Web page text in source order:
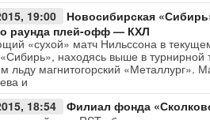
19:00
Новосибирская
раунда плей-офф — КХЛ
«сухой» матч Нильссона в
находясь выше в турнирной
льду магнитогорский «Металлург».
и
18:54
Филиал фонда